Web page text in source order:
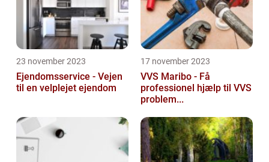
23 november 2023
Ejendomsservice - Vejen
til en velplejet ejendom
17 november 2023
VVS Maribo - Få
professionel hjælp til VVS
problem...